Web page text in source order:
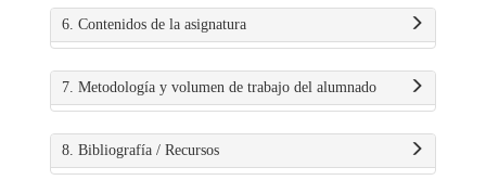
6. Contenidos de la asignatura
7. Metodología y volumen de trabajo del alumnado
8. Bibliografía / Recursos